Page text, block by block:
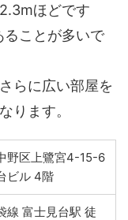
ほどです
ことが多いで
らに広い部屋を
ります。
野区上鷺宮4-15-6
ビル 4階
線 富士見台駅 徒